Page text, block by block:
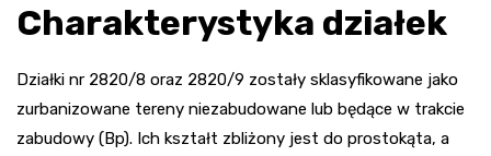
Charakterystyka działek
Działki nr 2820/8 oraz 2820/9 zostały sklasyfikowane jako
zurbanizowane tereny niezabudowane lub będące w trakcie
zabudowy (Bp). Ich kształt zbliżony jest do prostokąta, a